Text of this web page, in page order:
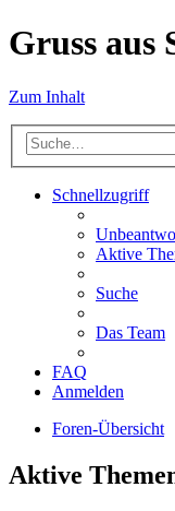
Gruss aus
Zum Inhalt
Schnellzugriff
Aktive
Suche
Das Team
FAQ
Anmelden
Foren-Übersicht
Aktive